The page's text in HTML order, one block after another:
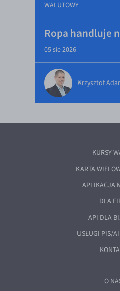
WALUTOWY
Ropa handluje
05 sie 2026
Krzysztof
KURSY
KARTA
APLIKACJA
DLA
API DLA
USŁUGI PIS/
O